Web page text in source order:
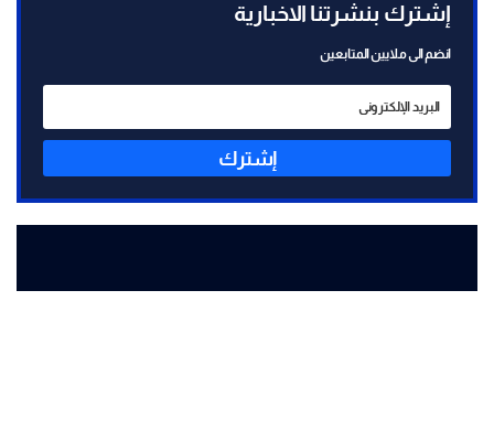
إشترك بنشرتنا الاخبارية
انضم الى ملايين المتابعين
إشترك